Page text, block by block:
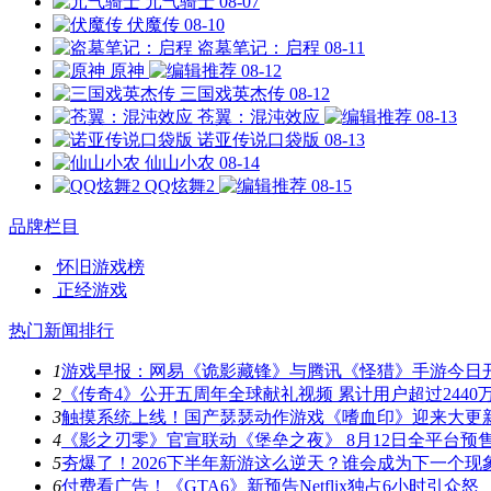
伏魔传 08-10
盗墓笔记：启程 08-11
原神
08-12
三国戏英杰传 08-12
苍翼：混沌效应
08-13
诺亚传说口袋版 08-13
仙山小农 08-14
QQ炫舞2
08-15
品牌栏目
怀旧游戏榜
正经游戏
热门新闻排行
1游戏早报：网易《诡影藏锋》与腾讯《怪猎》手游今日
2 《传奇4》公开五周年全球献礼视频 累计用户超过2440
3触摸系统上线！国产瑟瑟动作游戏《嗜血印》迎来大更
4 《影之刃零》官宣联动《堡垒之夜》 8月12日全平台预
5夯爆了！2026下半年新游这么逆天？谁会成为下一个现
6付费看广告！《GTA6》新预告Netflix独占6小时引众怒